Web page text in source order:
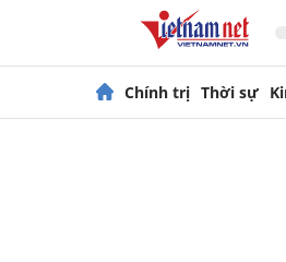
Chính trị Thời sự